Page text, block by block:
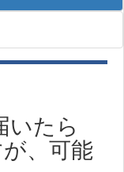
いたら
、可能